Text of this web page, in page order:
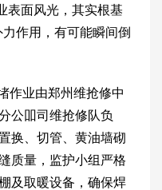
表面风光，其实根基
作用，有可能瞬间倒
作业由郑州维抢修中
公吅司维抢修队负
换、切管、黄油墙砌
质量，监护小组严格
及取暖设备，确保焊